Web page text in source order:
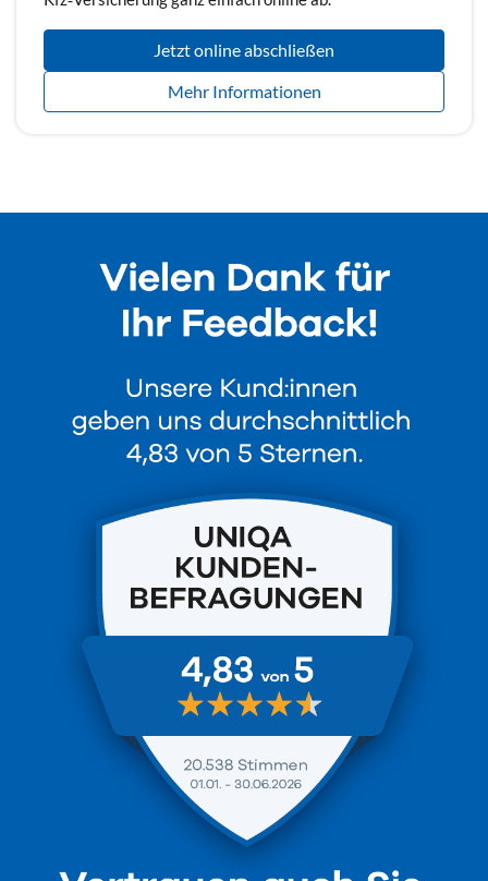
Jetzt online abschließen
Mehr Informationen